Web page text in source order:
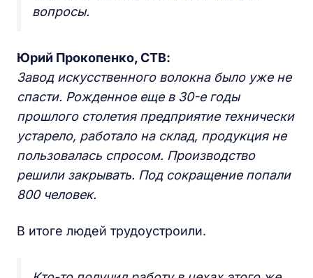
вопросы.
Юрий Прокопенко, СТВ:
Завод искусственного волокна было уже не
спасти. Рожденное еще в 30-е годы
прошлого столетия предприятие технически
устарело, работало на склад, продукция не
пользовалась спросом. Производство
решили закрывать. Под сокращение попали
800 человек.
В итоге людей трудоустроили.